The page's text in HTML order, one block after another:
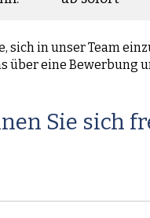
sich in unser Team
über eine Bewerbung
Sie sich